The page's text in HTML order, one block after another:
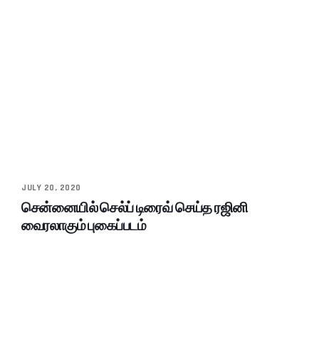
JULY 20, 2020
சென்னையில் செல்ப் டிரைவ் செய்த ரஜினி
வைரலாகும் புகைப்படம்